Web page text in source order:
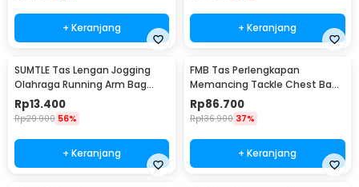
+ Keranjang + Keranjang
SUMTLE Tas Lengan Jogging
Olahraga Running Arm Bag
Waterproof - SL8
Rp13.400
Rp29.900 56%
+ Keranjang
FMB Tas Perlengkapan
Memancing Tackle Chest Bags
Waist Pack Outdoor - INU125
Rp86.700
Rp136.900 37%
+ Keranjang